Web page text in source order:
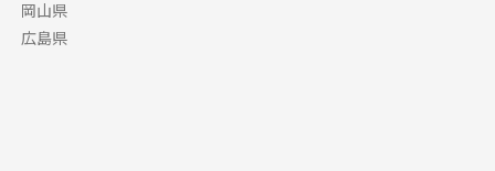
岡山県
広島県